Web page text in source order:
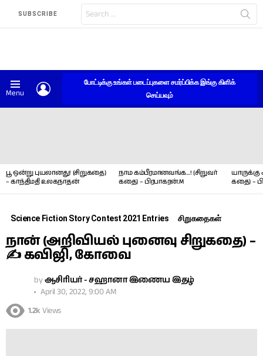
SUBSCRIBE
for:
Menu
போட்டிக்கு உங்கள் படைப்புகளை சமர்ப்பிக்க இங்கு கிளிக்
செய்யவும்
பூ ஒன்று புயலானது! (சிறுகதை)
– காந்திமதி உலகநாதன்
நாம கம்பீரமானவங்க…! (சிறுவர்
கதை) – பிரபாகரன்.M
யாருக்கு
கதை) –
Science Fiction Story Contest 2021 Entries சிறுகதைகள்
நான் (அறிவியல் புனைவு சிறுகதை) –
✍ கவிஜி, கோவை
byஆசிரியர் - சஹானா இணைய இதழ்
April 30, 2022, 9:00 AM
1.2k Views